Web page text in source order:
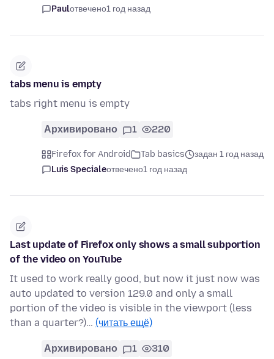
Paulотвечено1 год назад
tabs menu is empty
tabs right menu is empty
Архивировано 1 220
Firefox for Android Tab basics
задан 1 год назад
Luis Specialeотвечено1 год назад
Last update of Firefox only shows a small subportion
of the video on YouTube
It used to work really good, but now it just now was
auto updated to version 129.0 and only a small
portion of the video is visible in the viewport (less
than a quarter?)… (читать ещё)
Архивировано 1 310